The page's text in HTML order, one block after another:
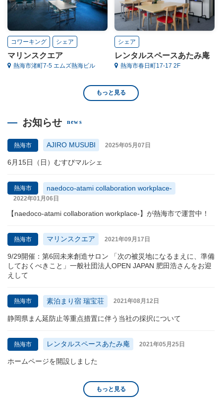
コワーキング シェア
マリンスクエア
熱海市渚町7-5 エムズ熱海ビル
シェア
レンタルスペースあたみ庵
熱海市春日町17-17 2F
もっと見る
お知らせ news
熱海市 AJIRO MUSUBI 2025年05月07日
6月15日（日）むすびマルシェ
熱海市 naedoco-atami collaboration workplace-
2022年01月06日
【naedoco-atami collaboration workplace-】が熱海市で運営中！
熱海市 マリンスクエア 2021年09月17日
9/29開催：第6回未来創造サロン 「次の被災地になるまえに、準備
しておくべきこと」一般社団法人OPEN JAPAN 肥田浩さんをお迎
えして
熱海市 素泊まり宿 瑞宝荘 2021年08月12日
静岡県まん延防止等重点措置に伴う当社の採択について
熱海市 レンタルスペースあたみ庵 2021年05月25日
ホームページを開設しました
もっと見る